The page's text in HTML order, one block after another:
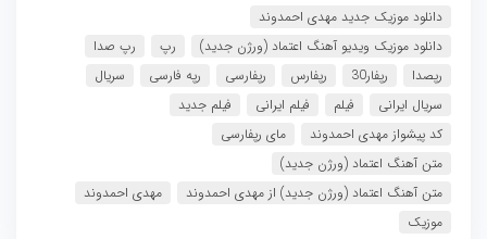
دانلود موزیک جدید مهدی احمدوند
دانلود موزیک ویدیو آهنگ اعتماد (ورژن جدید)
رپ
رپ صدا
رپصدا
رپفار30 رپفارس رپفارسی رپه فارسی
سریال
سریال ایرانی
فیلم فیلم ایرانی
فیلم جدید
کد پیشواز مهدی احمدوند
مای رپفارسی
متن آهنگ اعتماد (ورژن جدید)
متن آهنگ اعتماد (ورژن جدید) از مهدی احمدوند
مهدی احمدوند
موزیک